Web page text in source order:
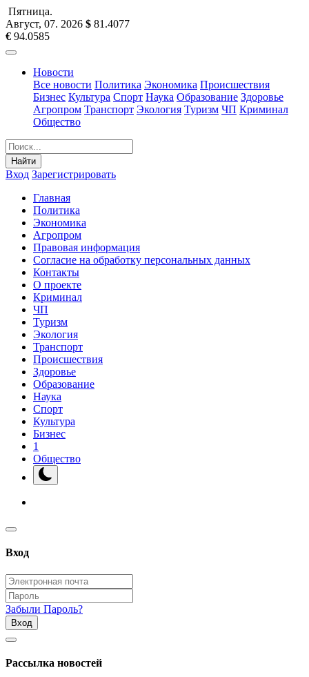
Пятница.
Август, 07. 2026 $ 81.4077
€ 94.0585
Новости
Все новости Политика Экономика Происшествия
Бизнес Культура Спорт Наука Образование Здоровье
Агропром Транспорт Экология Туризм ЧП Криминал
Общество
Найти
Вход Зарегистрировать
Главная
Политика
Экономика
Агропром
Правовая информация
Согласие на обработку персональных данных
Контакты
О проекте
Криминал
ЧП
Туризм
Экология
Транспорт
Происшествия
Здоровье
Образование
Наука
Спорт
Культура
Бизнес
1
Общество
Вход
Забыли Пароль?
Вход
Рассылка новостей